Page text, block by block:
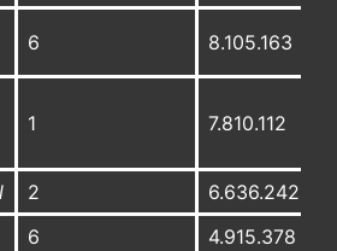
6 8.105.163
1 7.810.112
2
6.636.242
6
4.915.378